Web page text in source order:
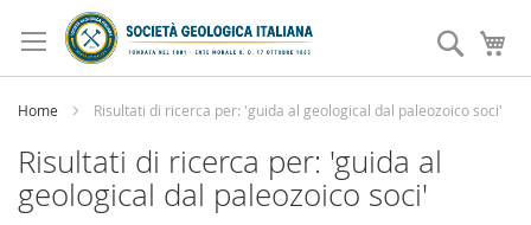
al
contenuto
Search
Home Risultati di ricerca per: 'guida al geological dal paleozoico soci'
Risultati di ricerca per: 'guida al
geological dal paleozoico soci'